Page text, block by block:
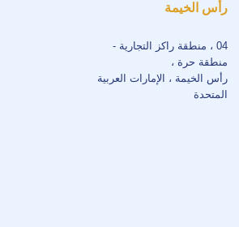
رأس الخيمة
04 ، منطقة راكز التجارية -
منطقة حرة ،
رأس الخيمة ، الإمارات العربية
المتحدة